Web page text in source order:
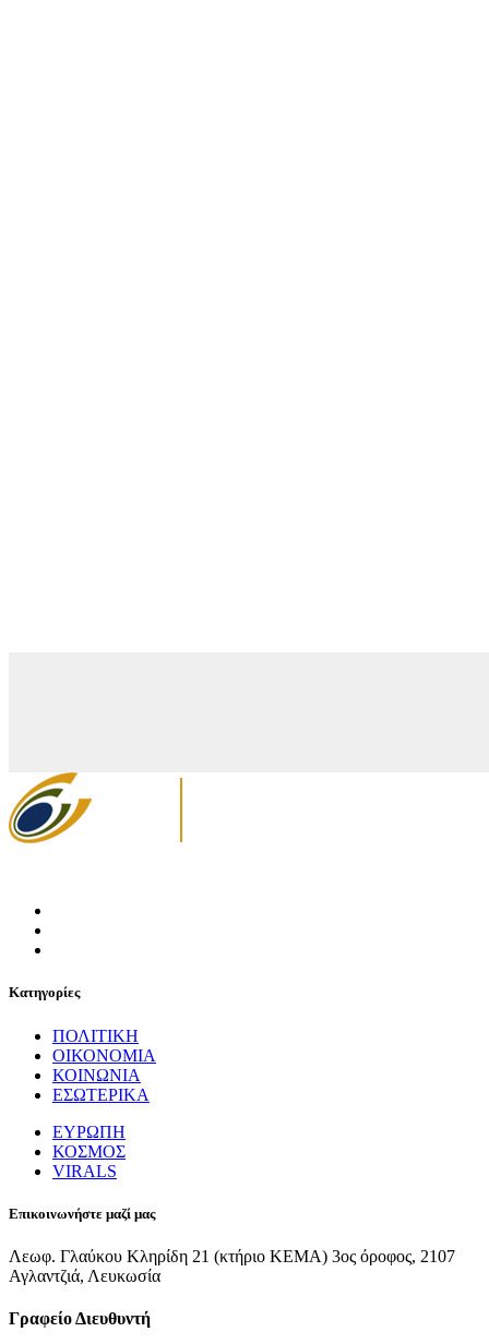
Κατηγορίες
ΠΟΛΙΤΙΚΗ
ΟΙΚΟΝΟΜΙΑ
ΚΟΙΝΩΝΙΑ
ΕΣΩΤΕΡΙΚΑ
ΕΥΡΩΠΗ
ΚΟΣΜΟΣ
VIRALS
Επικοινωνήστε μαζί μας
Λεωφ. Γλαύκου Κληρίδη 21 (κτήριο ΚΕΜΑ) 3ος όροφος, 2107
Αγλαντζιά, Λευκωσία
Γραφείο Διευθυντή